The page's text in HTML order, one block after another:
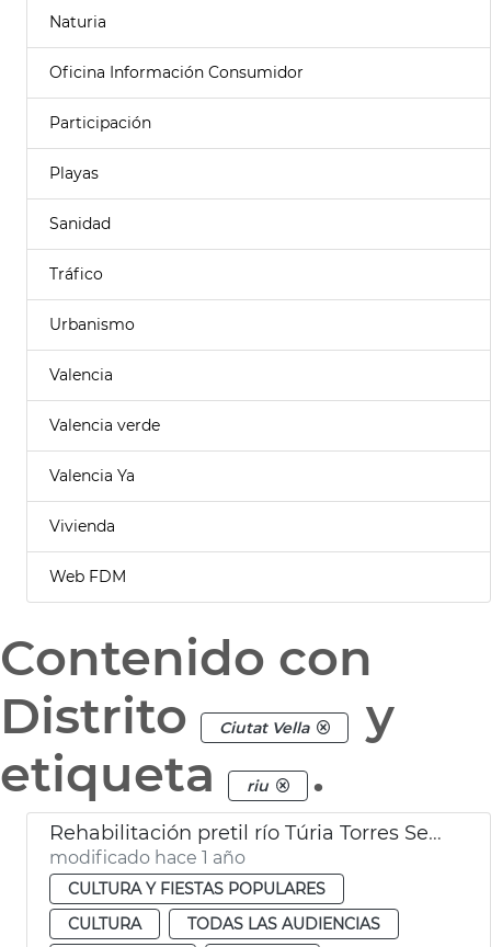
Naturia
Oficina Información Consumidor
Participación
Playas
Sanidad
Tráfico
Urbanismo
Valencia
Valencia verde
Valencia Ya
Vivienda
Web FDM
Contenido con
Distrito
Ciutat Vella
y
etiqueta
riu .
Rehabilitación pretil río Túria Torres Serranos València
modificado hace 1 año
CULTURA Y FIESTAS POPULARES
CULTURA
TODAS LAS AUDIENCIAS